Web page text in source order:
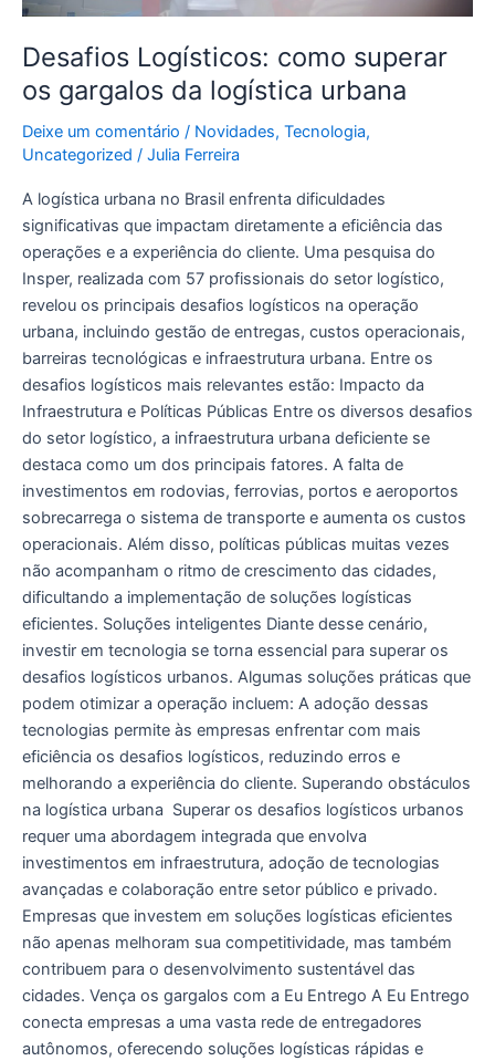
Desafios Logísticos: como superar
os gargalos da logística urbana
Deixe um comentário / Novidades, Tecnologia,
Uncategorized / Julia Ferreira
A logística urbana no Brasil enfrenta dificuldades
significativas que impactam diretamente a eficiência das
operações e a experiência do cliente. Uma pesquisa do
Insper, realizada com 57 profissionais do setor logístico,
revelou os principais desafios logísticos na operação
urbana, incluindo gestão de entregas, custos operacionais,
barreiras tecnológicas e infraestrutura urbana. Entre os
desafios logísticos mais relevantes estão: Impacto da
Infraestrutura e Políticas Públicas Entre os diversos desafios
do setor logístico, a infraestrutura urbana deficiente se
destaca como um dos principais fatores. A falta de
investimentos em rodovias, ferrovias, portos e aeroportos
sobrecarrega o sistema de transporte e aumenta os custos
operacionais. Além disso, políticas públicas muitas vezes
não acompanham o ritmo de crescimento das cidades,
dificultando a implementação de soluções logísticas
eficientes. Soluções inteligentes Diante desse cenário,
investir em tecnologia se torna essencial para superar os
desafios logísticos urbanos. Algumas soluções práticas que
podem otimizar a operação incluem: A adoção dessas
tecnologias permite às empresas enfrentar com mais
eficiência os desafios logísticos, reduzindo erros e
melhorando a experiência do cliente. Superando obstáculos
na logística urbana Superar os desafios logísticos urbanos
requer uma abordagem integrada que envolva
investimentos em infraestrutura, adoção de tecnologias
avançadas e colaboração entre setor público e privado.
Empresas que investem em soluções logísticas eficientes
não apenas melhoram sua competitividade, mas também
contribuem para o desenvolvimento sustentável das
cidades. Vença os gargalos com a Eu Entrego A Eu Entrego
conecta empresas a uma vasta rede de entregadores
autônomos, oferecendo soluções logísticas rápidas e